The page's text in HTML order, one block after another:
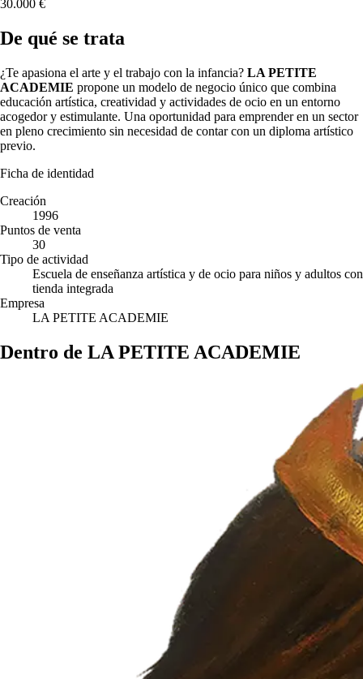
30.000 €
De qué se trata
¿Te apasiona el arte y el trabajo con la infancia? LA PETITE
ACADEMIE propone un modelo de negocio único que combina
educación artística, creatividad y actividades de ocio en un entorno
acogedor y estimulante. Una oportunidad para emprender en un sector
en pleno crecimiento sin necesidad de contar con un diploma artístico
previo.
Ficha de identidad
Creación
1996
Puntos de venta
30
Tipo de actividad
Escuela de enseñanza artística y de ocio para niños y adultos con
tienda integrada
Empresa
LA PETITE ACADEMIE
Dentro de LA PETITE ACADEMIE